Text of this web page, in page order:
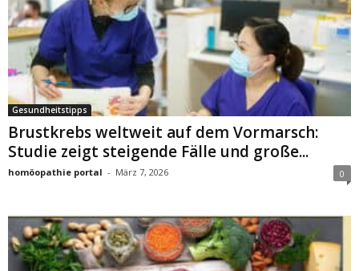
Gesundheitstipps
Brustkrebs weltweit auf dem Vormarsch:
Studie zeigt steigende Fälle und große...
homöopathie portal - März 7, 2026 0